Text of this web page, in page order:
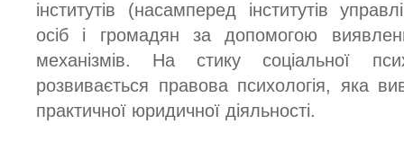
інститутів (насамперед інститутів
осіб і громадян за допомогою
механізмів. На стику соціальної
розвивається правова психологія, яка
практичної юридичної діяльності.